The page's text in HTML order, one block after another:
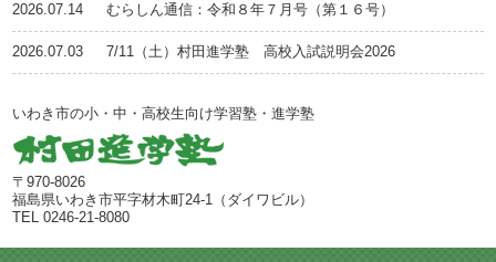
2026.07.14 むらしん通信：令和８年７月号（第１６号）
2026.07.03 7/11（土）村田進学塾 高校入試説明会2026
いわき市の小・中・高校生向け学習塾・進学塾
〒970-8026
福島県いわき市平字材木町24-1（ダイワビル）
TEL 0246-21-8080